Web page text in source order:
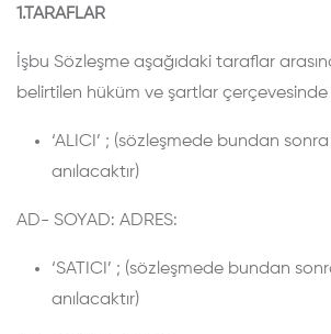
1.TARAFLAR
İşbu Sözleşme aşağıdaki taraflar
belirtilen hüküm ve şartlar çerçevesinde
‘ALICI’ ; (sözleşmede bundan
anılacaktır)
AD- SOYAD: ADRES:
‘SATICI’ ; (sözleşmede bundan
anılacaktır)